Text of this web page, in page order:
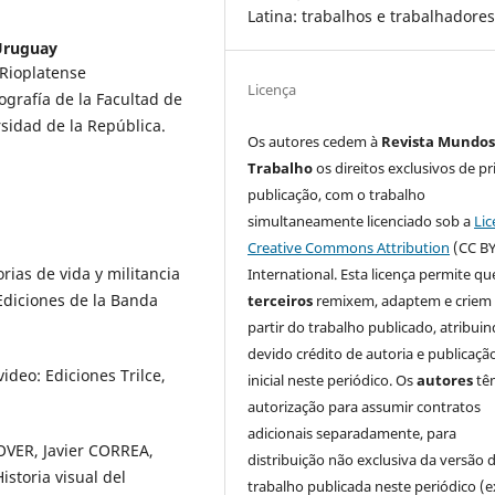
de la Facultad de
de la República.
de vida y militancia
de la Banda
Ediciones Trilce,
Javier CORREA,
visual del
Latina: trabalhos e trabalhadores
Licença
Os autores cedem à Revista
Trabalhoos direitos exclusivos de
publicação, com o trabalho
simultaneamente licenciado sob a
Creative Commons Attribution (CC
International. Esta licença permite
terceiros remixem, adaptem e criem
partir do trabalho publicado,
devido crédito de autoria e
inicial neste periódico. Osautores
autorização para assumir contratos
adicionais separadamente, para
distribuição não exclusiva da versão
trabalho publicada neste periódico